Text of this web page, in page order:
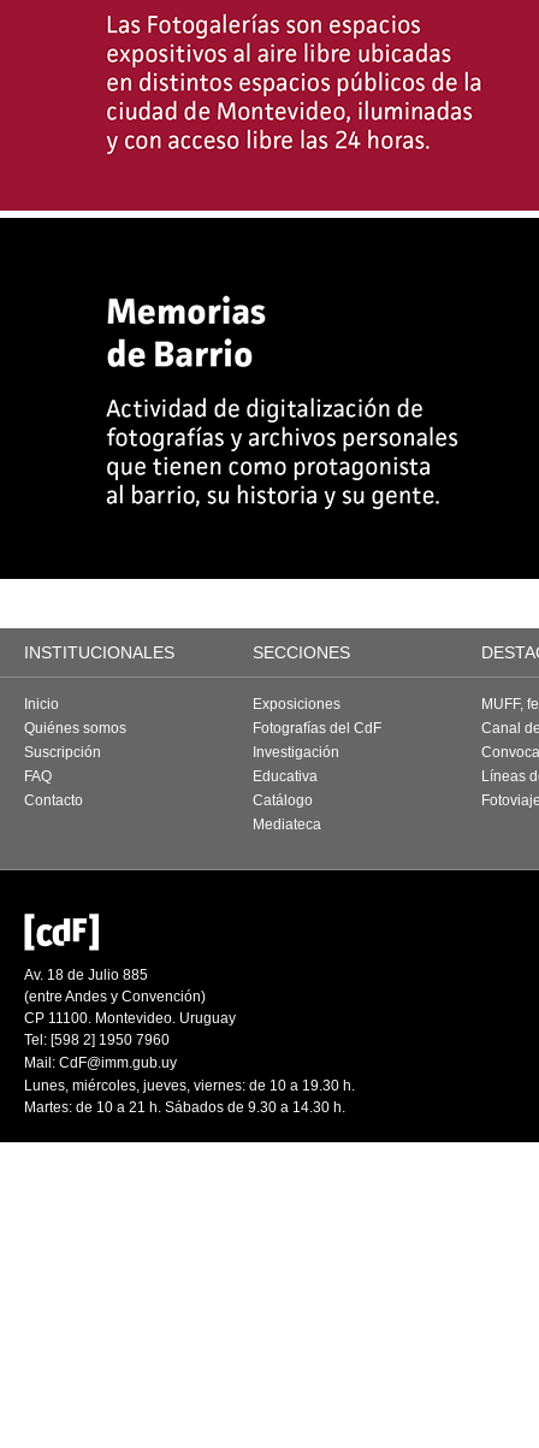
INSTITUCIONALES SECCIONES
Inicio
Quiénes somos
Suscripción
FAQ
Contacto
Exposiciones
Fotografías del CdF
Investigación
Educativa
Catálogo
Mediateca
MUFF,
Canal
Líneas
Av. 18 de Julio 885
(entre Andes y Convención)
CP 11100. Montevideo. Uruguay
Tel: [598 2] 1950 7960
Mail: CdF@imm.gub.uy
Lunes, miércoles, jueves, viernes: de 10 a 19.30 h.
Martes: de 10 a 21 h. Sábados de 9.30 a 14.30 h.